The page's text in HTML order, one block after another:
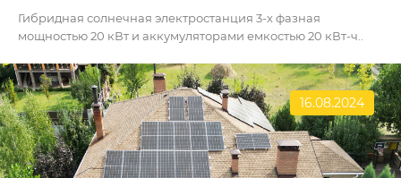
Гибридная солнечная электростанция 3-х фазная
мощностью 20 кВт и аккумуляторами емкостью 20 кВт-ч..
16.08.2024